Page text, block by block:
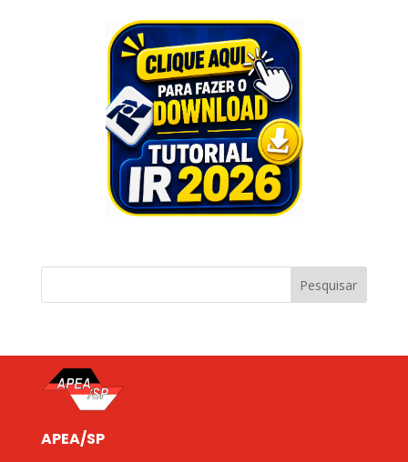
Pesquisar
APEA/SP